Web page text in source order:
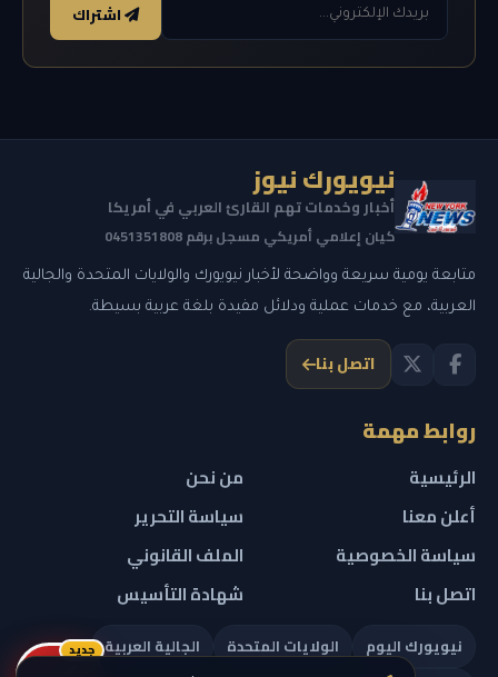
اشتراك
نيويورك نيوز
أخبار وخدمات تهم القارئ العربي في أمريكا
كيان إعلامي أمريكي مسجل برقم 0451351808
متابعة يومية سريعة وواضحة لأخبار نيويورك والولايات المتحدة والجالية
العربية، مع خدمات عملية ودلائل مفيدة بلغة عربية بسيطة.
اتصل بنا
روابط مهمة
الرئيسية
من نحن
أعلن معنا
سياسة التحرير
سياسة الخصوصية
الملف القانوني
اتصل بنا
شهادة التأسيس
نيويورك اليوم الولايات المتحدة
الجالية العربية جديد